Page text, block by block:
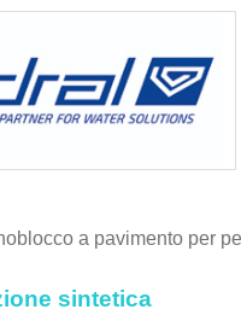
a pavimento per
sintetica